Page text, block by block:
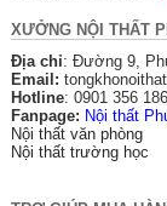
XƯỞNG NỘI THẤT
Địa chỉ: Đường 9,
Email:
Hotline: 0901 356 186
Fanpage: Nội thất
Nội thất văn phòng
Nội thất trường học